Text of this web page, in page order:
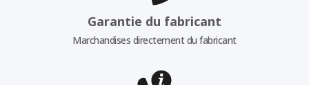
Garantie du fabricant
Marchandises directement du fabricant